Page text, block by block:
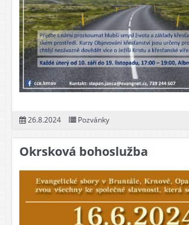
26.8.2024 Pozvánky
Okrsková bohoslužba